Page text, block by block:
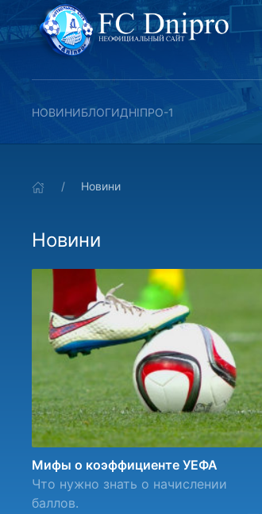
НОВИНИБЛОГИДНІПРО-1
Новини
Новини
Мифы о коэффициенте УЕФА
Что нужно знать о начислении
баллов.